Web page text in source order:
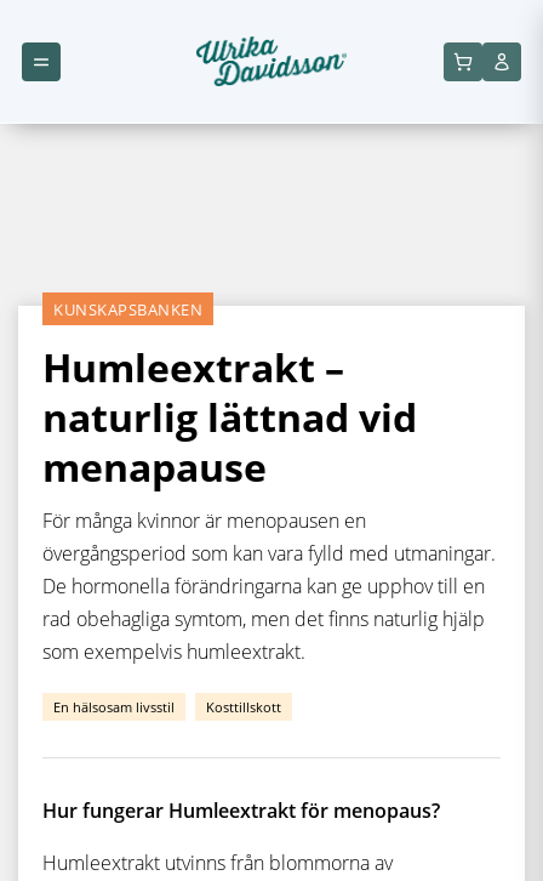
KUNSKAPSBANKEN
Humleextrakt –
naturlig lättnad vid
menapause
För många kvinnor är menopausen en
övergångsperiod som kan vara fylld med utmaningar.
De hormonella förändringarna kan ge upphov till en
rad obehagliga symtom, men det finns naturlig hjälp
som exempelvis humleextrakt.
En hälsosam livsstil Kosttillskott
Hur fungerar Humleextrakt för menopaus?
Humleextrakt utvinns från blommorna av